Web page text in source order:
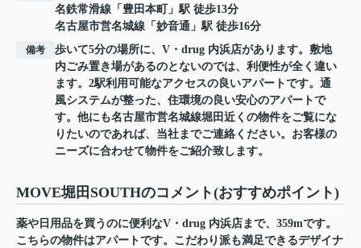
名鉄常滑線 「 豊田本町
」駅 徒歩13分
名古屋市営名城線 「 妙音通 」駅 徒歩16分
備考
歩いて5分の場所に、V・drug 内浜店があります。敷地
内ごみ置き場があるのとないのでは、利便性が全く違い
ます。2駅利用可能なアクセスの良いアパートです。通
風システムが整った、住環境の良い安心のアパートで
す。他にも名古屋市営名城線堀田近くの物件をご覧にな
りたいのであれば、当社までご連絡ください。お客様の
ニーズに合わせて物件をご紹介致します。
MOVE堀田SOUTHのコメント(おすすめポイント)
薬や日用品を買うのに便利なV・drug 内浜店まで、359mです。
こちらの物件はアパートです。こだわり派も満足できるデザイナ